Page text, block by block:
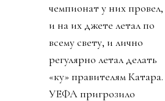
чемпионат у них провел,
и на их джете летал по
всему свету, и лично
регулярно летал делать
«ку» правителям Катара.
УЕФА пригрозило